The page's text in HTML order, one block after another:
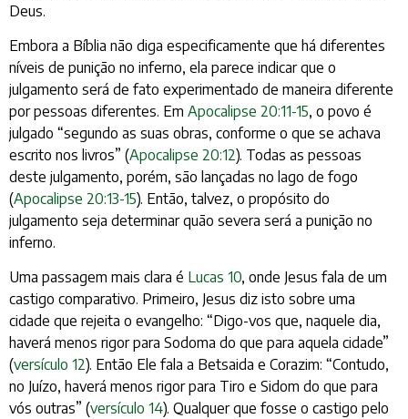
Deus.
Embora a Bíblia não diga especificamente que há diferentes
níveis de punição no inferno, ela parece indicar que o
julgamento será de fato experimentado de maneira diferente
por pessoas diferentes. Em Apocalipse 20:11-15, o povo é
julgado “segundo as suas obras, conforme o que se achava
escrito nos livros” (Apocalipse 20:12). Todas as pessoas
deste julgamento, porém, são lançadas no lago de fogo
(Apocalipse 20:13-15). Então, talvez, o propósito do
julgamento seja determinar quão severa será a punição no
inferno.
Uma passagem mais clara é Lucas 10, onde Jesus fala de um
castigo comparativo. Primeiro, Jesus diz isto sobre uma
cidade que rejeita o evangelho: “Digo-vos que, naquele dia,
haverá menos rigor para Sodoma do que para aquela cidade”
(versículo 12). Então Ele fala a Betsaida e Corazim: “Contudo,
no Juízo, haverá menos rigor para Tiro e Sidom do que para
vós outras” (versículo 14). Qualquer que fosse o castigo pelo